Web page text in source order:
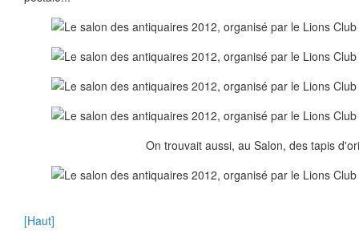
On trouvait aussi, au Salon, des tapis
[Haut]